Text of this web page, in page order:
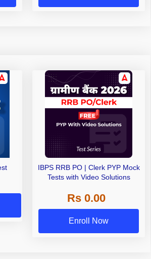
IBPS RRB PO | Clerk PYP Mock
Tests with Video Solutions
Rs 0.00
Enroll Now